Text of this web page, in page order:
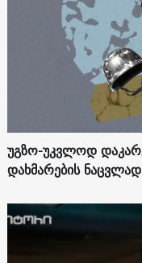
უგზო-უკვლოდ
დახმარების